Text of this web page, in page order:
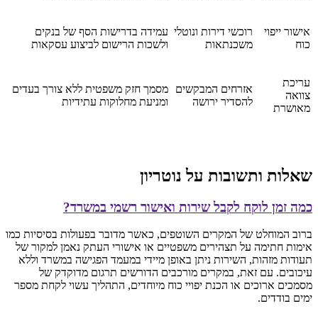
אישור ייפוי
כוח
רוכשי דירות ונוטלי
משכנתאות
עמידה בדרישות הסף של בנקים
ולשכות הרישום לביצוע עסקאות
עריכת
צוואה
מאושרת
אזרחים המבקשים
להסדיר ירושה
מסמך חזק משפטית ללא צורך בעדים
ומניעת מחלוקות עתידיות
שאלות ותשובות על נוטריון
כמה זמן לוקח לקבל שירות ואישור רשמי במשרד?
ברוב המוחלט של המקרים השוטפים, כאשר מדובר בפעולות בסיסיות כמו
אימות חתימה על תצהירים משפטיים או אישורי העתק נאמן למקור של
תעודות מזהות, השירות ניתן באופן מיידי במעמד הפגישה במשרד וללא
עיכובים. עם זאת, במקרים מורכבים הדורשים תרגום מדוקדק של
מסמכים ארוכים או הכנת יפויי כוח מיוחדים, התהליך עשוי לקחת מספר
ימים בודדים.